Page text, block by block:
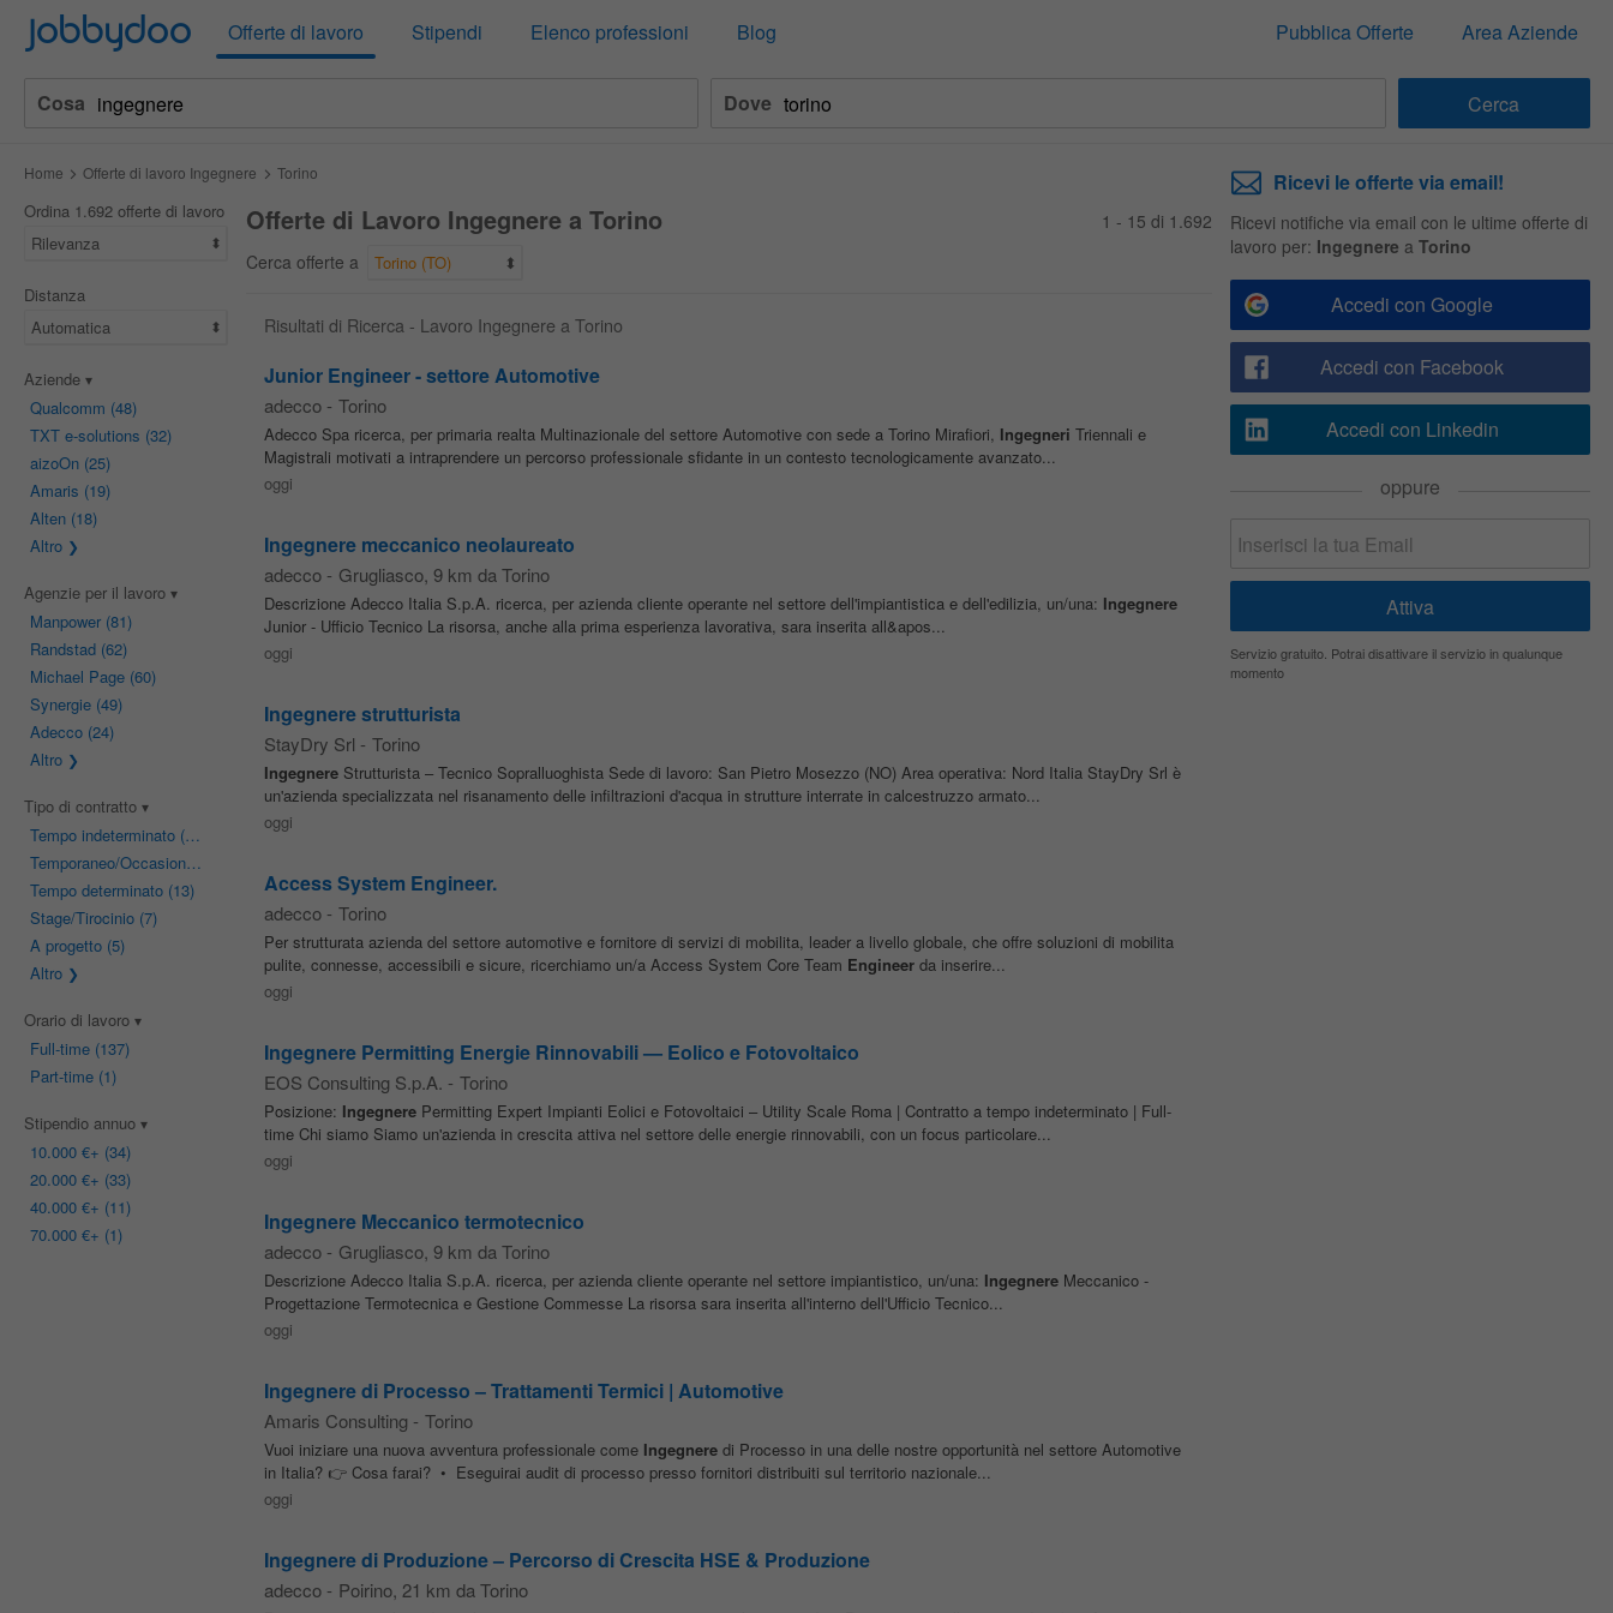
Jobbydoo Offerte di lavoro Stipendi Elenco professioni Blog Pubblica Offerte Area Aziende
Cosa Dove
Home Offerte di lavoro Ingegnere Torino
Ordina 1.692 offerte di lavoro
Rilevanza
Distanza
Automatica
Aziende
Qualcomm (48)
TXT e-solutions (32)
aizoOn(25)
Amaris (19)
Alten(18)
Altro
Agenzie per il lavoro
Manpower(81)
Randstad(62)
Michael Page(60)
Synergie(49)
Adecco(24)
Altro
Tipo di contratto
Tempo indeterminato(82)
Temporaneo/Occasionale
Tempo determinato(13)
Stage/Tirocinio(7)
A progetto(5)
Altro
Orario di lavoro
Full-time(137)
Part-time(1)
Stipendio annuo
10.000 €+ (34)
20.000 €+ (33)
40.000 €+ (11)
70.000 €+ (1)
Offerte di Lavoro Ingegnere a Torino
Cerca offerte a Torino (TO)
1 - 15 di 1.692
Risultati di Ricerca - Lavoro Ingegnere a Torino
Junior Engineer - settore Automotive
adecco - Torino
Adecco Spa ricerca, per primaria realta Multinazionale del settore Automotive con sede a Torino Mirafiori, Ingegneri Triennali e
Magistrali motivati a intraprendere un percorso professionale sfidante in un contesto tecnologicamente avanzato...
oggi
Ingegnere meccanico neolaureato
adecco - Grugliasco, 9 km da Torino
Descrizione Adecco Italia S.p.A. ricerca, per azienda cliente operante nel settore dell'impiantistica e dell'edilizia, un/una: Ingegnere
Junior - Ufficio Tecnico La risorsa, anche alla prima esperienza lavorativa, sara inserita all&apos...
oggi
Ingegnere strutturista
StayDry Srl - Torino
IngegnereStrutturista – Tecnico Sopralluoghista Sede di lavoro: San Pietro Mosezzo (NO) Area operativa: Nord Italia StayDry Srl è
un'azienda specializzata nel risanamento delle infiltrazioni d'acqua in strutture interrate in calcestruzzo armato...
oggi
Access System Engineer.
adecco - Torino
Per strutturata azienda del settore automotive e fornitore di servizi di mobilita, leader a livello globale, che offre soluzioni di mobilita
pulite, connesse, accessibili e sicure, ricerchiamo un/a Access System Core Team Engineerda inserire...
oggi
Ingegnere Permitting Energie Rinnovabili — Eolico e Fotovoltaico
EOS Consulting S.p.A. - Torino
Posizione: IngegnerePermitting Expert Impianti Eolici e Fotovoltaici – Utility Scale Roma | Contratto a tempo indeterminato | Full-
time Chi siamo Siamo un'azienda in crescita attiva nel settore delle energie rinnovabili, con un focus particolare...
oggi
Ingegnere Meccanico termotecnico
adecco - Grugliasco, 9 km da Torino
Descrizione Adecco Italia S.p.A. ricerca, per azienda cliente operante nel settore impiantistico, un/una: IngegnereMeccanico -
Progettazione Termotecnica e Gestione Commesse La risorsa sara inserita all'interno dell'Ufficio Tecnico...
oggi
Ingegnere di Processo – Trattamenti Termici | Automotive
Amaris Consulting - Torino
Vuoi iniziare una nuova avventura professionale come Ingegneredi Processo in una delle nostre opportunità nel settore Automotive
in Italia? 👉 Cosa farai? • Eseguirai audit di processo presso fornitori distribuiti sul territorio nazionale...
oggi
Ingegnere di Produzione – Percorso di Crescita HSE & Produzione
adecco - Poirino, 21 km da Torino
Ricevi le offerte via email!
Ricevi notifiche via email con le ultime offerte di
lavoro per: Ingegnere a Torino
Accedi con Google
Accedi con Facebook
Accedi con Linkedin
oppure
Servizio gratuito. Potrai disattivare il servizio in qualunque
momento